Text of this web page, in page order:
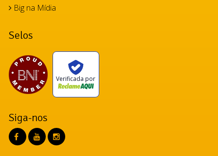
Big na Mídia
Selos
Verificada por
Siga-nos